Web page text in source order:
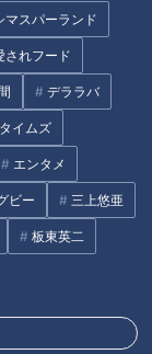
マスパーランド
されフード
デララバ
イムズ
エンタメ
ビー 三上悠亜
板東英二